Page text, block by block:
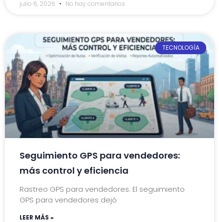
julio 6, 2026 No hay comentarios
TECNOLOGÍA
Seguimiento GPS para vendedores:
más control y eficiencia
Rastreo GPS para vendedores. El seguimiento
GPS para vendedores dejó
LEER MÁS »